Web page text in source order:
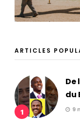
ARTICLES
1
De
du
9